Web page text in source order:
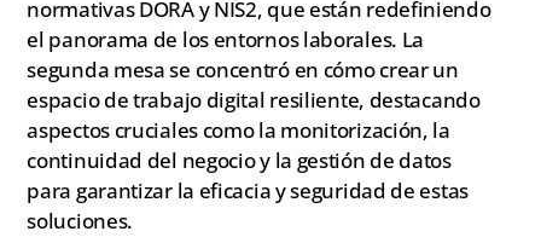
normativas DORA y NIS2, que están redefiniendo
el panorama de los entornos laborales. La
segunda mesa se concentró en cómo crear un
espacio de trabajo digital resiliente, destacando
aspectos cruciales como la monitorización, la
continuidad del negocio y la gestión de datos
para garantizar la eficacia y seguridad de estas
soluciones.